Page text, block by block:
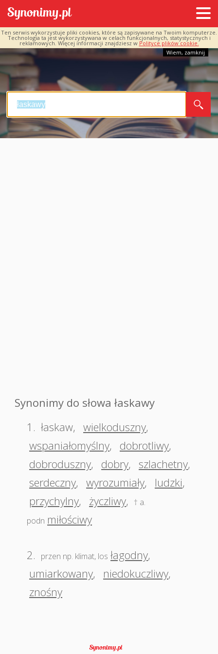
Ten serwis wykorzystuje pliki cookies, które są zapisywane na Twoim komputerze.
Technologia ta jest wykorzystywana w celach funkcjonalnych, statystycznych i
reklamowych. Więcej informacji znajdziesz w Polityce plików cookie.
Wiem, zamknij
Synonimy do słowa łaskawy
1. łaskaw, wielkoduszny,
wspaniałomyślny, dobrotliwy,
dobroduszny, dobry, szlachetny,
serdeczny, wyrozumiały, ludzki,
przychylny, życzliwy,
† a.
podn miłościwy
2. przen np. klimat, los łagodny,
umiarkowany, niedokuczliwy,
znośny